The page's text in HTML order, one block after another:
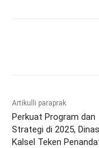
Artikulli paraprak
Perkuat Program dan
Strategi di 2025,
Kalsel Teken